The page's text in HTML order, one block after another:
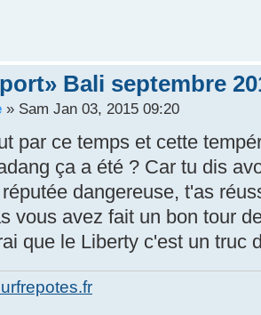
Bali septembre
» Sam Jan 03, 2015 09:20
par ce temps et cette
ça a été ? Car tu dis
dangereuse, t'as
vous avez fait un bon tour
que le Liberty c'est un truc